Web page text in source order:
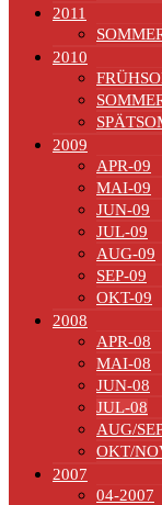
2011
2010
2009
APR-09
MAI-09
JUN-09
JUL-09
AUG-09
SEP-09
OKT-09
2008
APR-08
MAI-08
JUN-08
JUL-08
AUG/
OKT/
2007
04-2007